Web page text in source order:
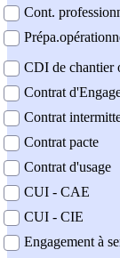
Cont.
CDI de chantier
Contrat
Contrat
Contrat pacte
Contrat d'usage
CUI - CAE
CUI - CIE
Engagement à